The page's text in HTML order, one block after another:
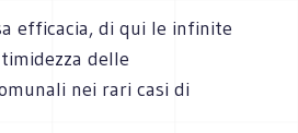
efficacia, di qui le infinite
delle
nei rari casi di